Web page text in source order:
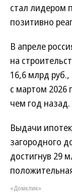
стал лидером
позитивно
В апреле
на
16,6 млрд
с мартом 2026
чем год назад.
Выдачи
загородного
достигнув 29
«Домклик»